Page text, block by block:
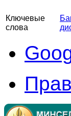
Ключевые
слова